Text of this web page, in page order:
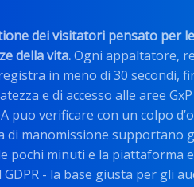
dei visitatori pensato per
della vita.Ogni appaltatore,
in meno di 30 secondi,
e di accesso alle aree
puo verificare con un colpo
manomissione supportano
pochi minuti e la piattaforma
- la base giusta per gli